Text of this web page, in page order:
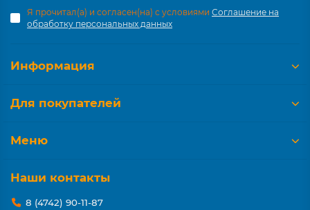
Я прочитал(а) и согласен(на) с условиями Соглашение на
обработку персональных данных
Информация
Для покупателей
Меню
Наши контакты
8 (4742) 90-11-87